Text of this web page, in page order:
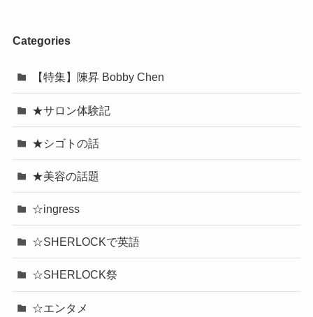
Categories
【特集】陳昇 Bobby Chen
★サロン体験記
★シゴトの話
★美容の話題
☆ingress
☆SHERLOCKで英語
☆SHERLOCK祭
☆エンタメ